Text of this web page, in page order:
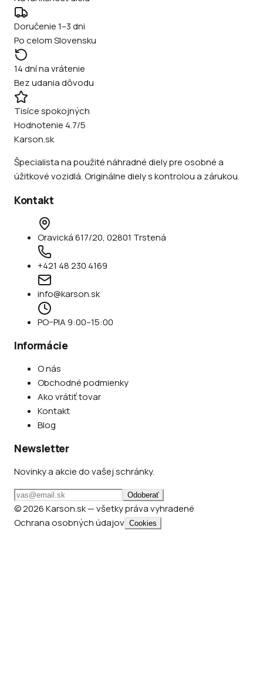
Doručenie 1–3 dni
Po celom Slovensku
14 dní na vrátenie
Bez udania dôvodu
Tisíce spokojných
Hodnotenie 4.7/5
Karson.sk
Špecialista na použité náhradné diely pre osobné a
úžitkové vozidlá. Originálne diely s kontrolou a zárukou.
Kontakt
Oravická 617/20, 02801 Trstená
+421 48 230 4169
info@karson.sk
PO–PIA 9:00–15:00
Informácie
O nás
Obchodné podmienky
Ako vrátiť tovar
Kontakt
Blog
Newsletter
Novinky a akcie do vašej schránky.
Odoberať
© 2026 Karson.sk — všetky práva vyhradené
Ochrana osobných údajov Cookies